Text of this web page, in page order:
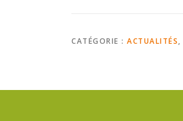
CATÉGORIE : ACTUALITÉS,